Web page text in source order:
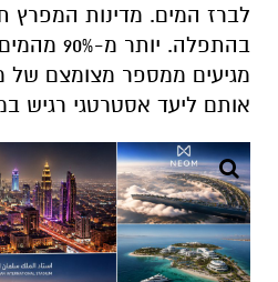
לברז המים. מדינות המפרץ
בהתפלה.
מגיעים ממספר מצומצם של
אותם ליעד אסטרטגי רגיש